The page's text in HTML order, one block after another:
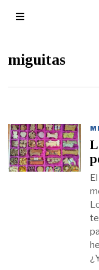
miguitas